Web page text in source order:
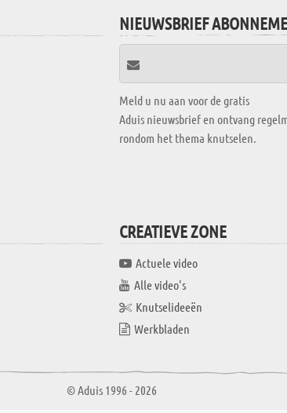
NIEUWSBRIEF
Meld u nu aan voor de gratis
Aduis nieuwsbrief en ontvang
rondom het thema knutselen.
CREATIEVE ZONE
Actuele video
Alle video's
Knutselideeën
Werkbladen
© Aduis 1996 - 2026